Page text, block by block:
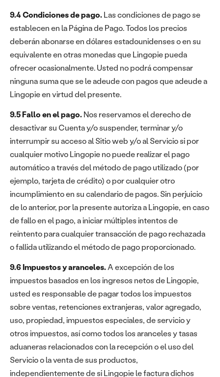
9.4 Condiciones de pago.Las condiciones de pago se
establecen en la Página de Pago. Todos los precios
deberán abonarse en dólares estadounidenses o en su
equivalente en otras monedas que Lingopie pueda
ofrecer ocasionalmente. Usted no podrá compensar
ninguna suma que se le adeude con pagos que adeude a
Lingopie en virtud del presente.
9.5 Fallo en el pago.Nos reservamos el derecho de
desactivar su Cuenta y/o suspender, terminar y/o
interrumpir su acceso al Sitio web y/o al Servicio si por
cualquier motivo Lingopie no puede realizar el pago
automático a través del método de pago utilizado (por
ejemplo, tarjeta de crédito) o por cualquier otro
incumplimiento en su calendario de pagos. Sin perjuicio
de lo anterior, por la presente autoriza a Lingopie, en caso
de fallo en el pago, a iniciar múltiples intentos de
reintento para cualquier transacción de pago rechazada
o fallida utilizando el método de pago proporcionado.
9.6 Impuestos y aranceles.A excepción de los
impuestos basados en los ingresos netos de Lingopie,
usted es responsable de pagar todos los impuestos
sobre ventas, retenciones extranjeras, valor agregado,
uso, propiedad, impuestos especiales, de servicio y
otros impuestos, así como todos los aranceles y tasas
aduaneras relacionados con la recepción o el uso del
Servicio o la venta de sus productos,
independientemente de si Lingopie le factura dichos